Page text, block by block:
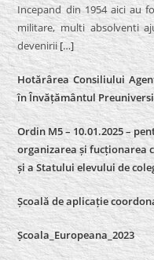
Incepand din 1954 aici au
militare, multi absolventi
devenirii[…]
Hotărârea Consiliului
în Învățământul
Ordin M5 – 10.01.2025 –
organizarea și fucționarea
și a Statului elevului de
Școală de aplicație
Școala_Europeana_2023